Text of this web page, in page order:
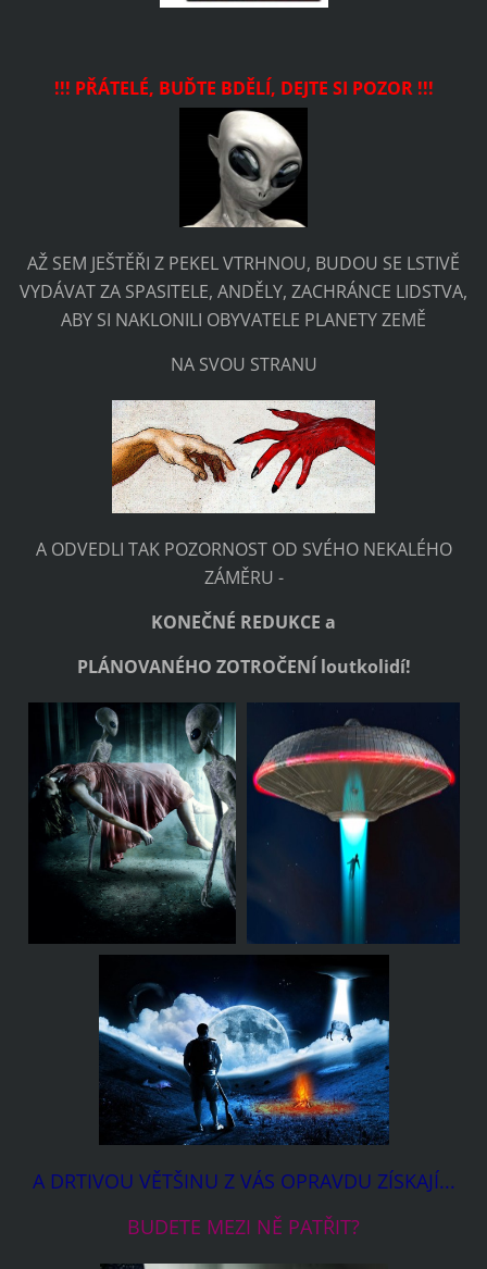
!!! PŘÁTELÉ, BUĎTE BDĚLÍ, DEJTE SI POZOR !!!
AŽ SEM JEŠTĚŘI Z PEKEL VTRHNOU, BUDOU SE LSTIVĚ
VYDÁVAT ZA SPASITELE, ANDĚLY, ZACHRÁNCE LIDSTVA,
ABY SI NAKLONILI OBYVATELE PLANETY ZEMĚ
NA SVOU STRANU
A ODVEDLI TAK POZORNOST OD SVÉHO NEKALÉHO
ZÁMĚRU -
KONEČNÉ REDUKCE a
PLÁNOVANÉHO ZOTROČENÍ loutkolidí!
A DRTIVOU VĚTŠINU Z VÁS OPRAVDU ZÍSKAJÍ...
BUDETE MEZI NĚ PATŘIT?